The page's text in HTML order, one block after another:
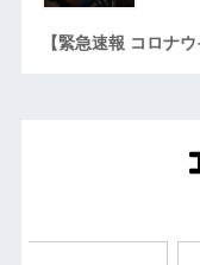
【緊急速報 コロナ